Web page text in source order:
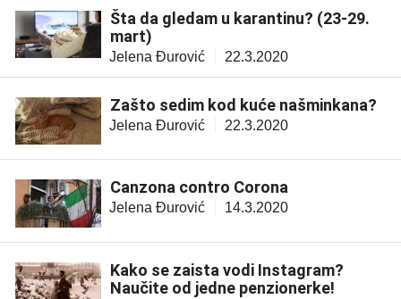
Šta da gledam u karantinu? (23-29.
mart)
Jelena Đurović 22.3.2020
Zašto sedim kod kuće našminkana?
Jelena Đurović 22.3.2020
Canzona contro Corona
Jelena Đurović 14.3.2020
Kako se zaista vodi Instagram?
Naučite od jedne penzionerke!